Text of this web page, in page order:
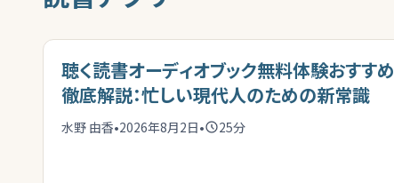
聴く読書オーディオブック無料体験おすすめ
徹底解説：忙しい現代人のための新常識
水野 由香•2026年8月2日• 25分